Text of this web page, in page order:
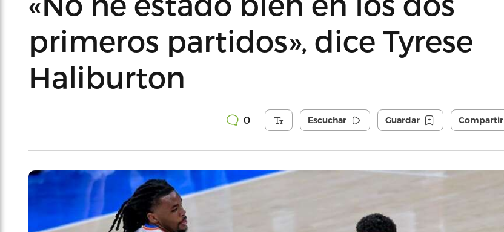
primeros partidos», dice Tyrese
Haliburton
0 Escuchar Guardar Compartir